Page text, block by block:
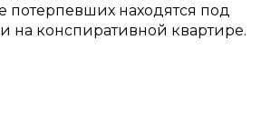
потерпевших находятся под
на конспиративной квартире.